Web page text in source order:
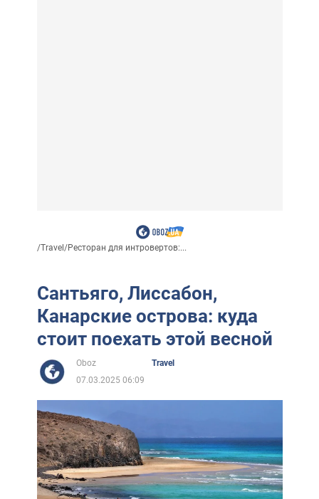
/Travel /Ресторан для интровертов:...
Сантьяго, Лиссабон,
Канарские острова: куда
стоит поехать этой весной
Oboz
Travel
07.03.2025 06:09